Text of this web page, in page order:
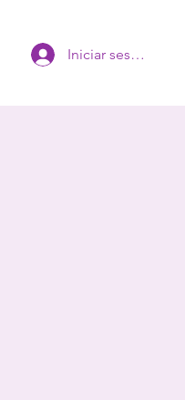
Iniciar sesión